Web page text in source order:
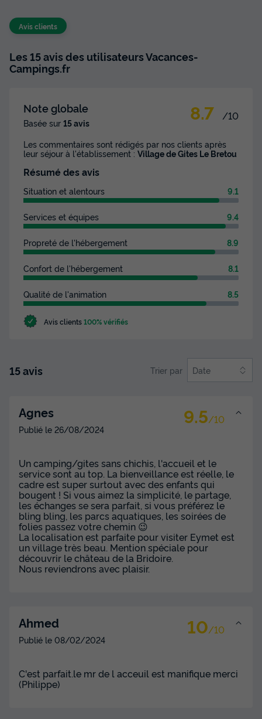
Avis clients
Les 15 avis des utilisateurs Vacances-
Campings.fr
Note globale
Basée sur 15 avis 8.7 /10
Les commentaires sont rédigés par nos clients après
leur séjour à l'établissement : Village de Gites Le Bretou
Résumé des avis
Situation et alentours 9.1
Services et équipes 9.4
Propreté de l'hébergement 8.9
Confort de l'hébergement 8.1
Qualité de l'animation 8.5
Avis clients100% vérifiés
15 avis Trier par Date
Agnes 9.5/10
Publié le 26/08/2024
Un camping/gites sans chichis, l'accueil et le
service sont au top. La bienveillance est réelle, le
cadre est super surtout avec des enfants qui
bougent ! Si vous aimez la simplicité, le partage,
les échanges se sera parfait, si vous préférez le
bling bling, les parcs aquatiques, les soirées de
folies passez votre chemin 😉
La localisation est parfaite pour visiter Eymet est
un village très beau. Mention spéciale pour
découvrir le château de la Bridoire.
Nous reviendrons avec plaisir.
Ahmed 10/10
Publié le 08/02/2024
C'est parfait.le mr de l acceuil est manifique merci
(Philippe)